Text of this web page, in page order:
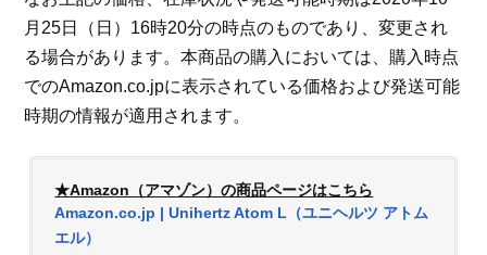
月25日（日）16時20分の時点のものであり、変更され
る場合があります。本商品の購入においては、購入時点
でのAmazon.co.jpに表示されている価格および発送可能
時期の情報が適用されます。
★Amazon（アマゾン）の商品ページはこちら
Amazon.co.jp | Unihertz Atom L（ユニヘルツ アトム
エル）